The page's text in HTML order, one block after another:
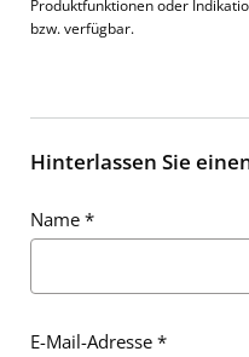
Produktfunktionen oder
bzw. verfügbar.
Hinterlassen Sie
Name *
E-Mail-Adresse *